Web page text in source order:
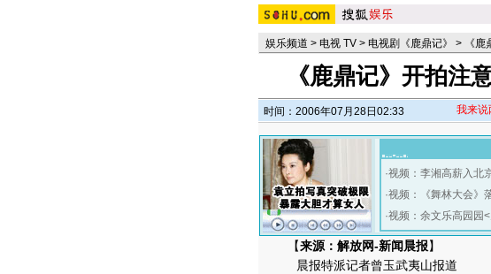
娱乐频道 > 电视 TV > 电视剧《鹿鼎记》 > 《
《鹿鼎记》开拍注
时间：2006年07月28日02:33 我来说
·视频：李湘高薪入北
·视频：《舞林大会》
·视频：余文乐高园园
【来源：解放网-新闻晨报】
晨报特派记者曾玉武夷山报道